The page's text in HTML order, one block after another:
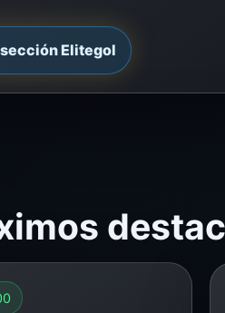
Elitegol